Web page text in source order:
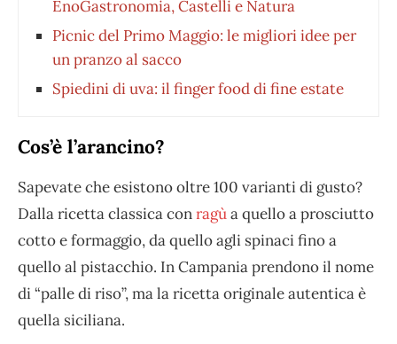
EnoGastronomia, Castelli e Natura
Picnic del Primo Maggio: le migliori idee per
un pranzo al sacco
Spiedini di uva: il finger food di fine estate
Cos’è l’arancino?
Sapevate che esistono oltre 100 varianti di gusto?
Dalla ricetta classica conragùa quello a prosciutto
cotto e formaggio, da quello agli spinaci fino a
quello al pistacchio. In Campania prendono il nome
di “palle di riso”, ma la ricetta originale autentica è
quella siciliana.